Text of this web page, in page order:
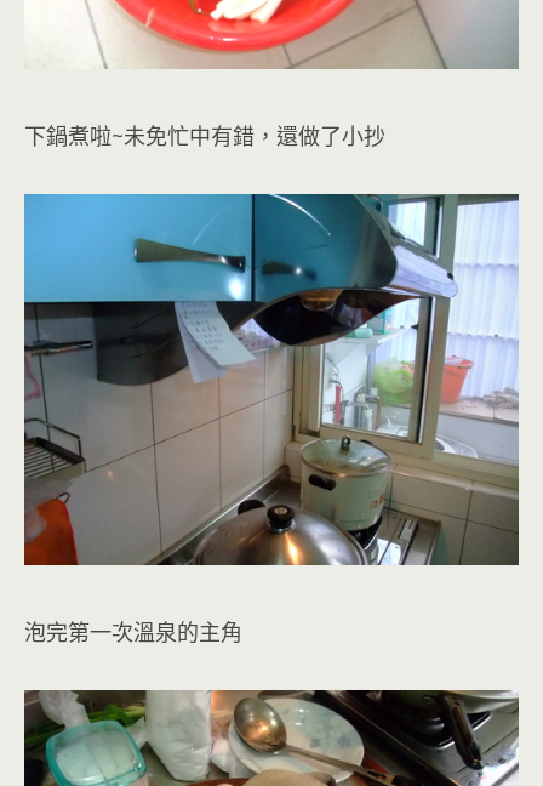
下鍋煮啦~未免忙中有錯，還做了小抄
泡完第一次溫泉的主角